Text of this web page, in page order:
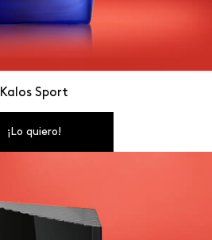
Kalos Sport
¡Lo quiero!